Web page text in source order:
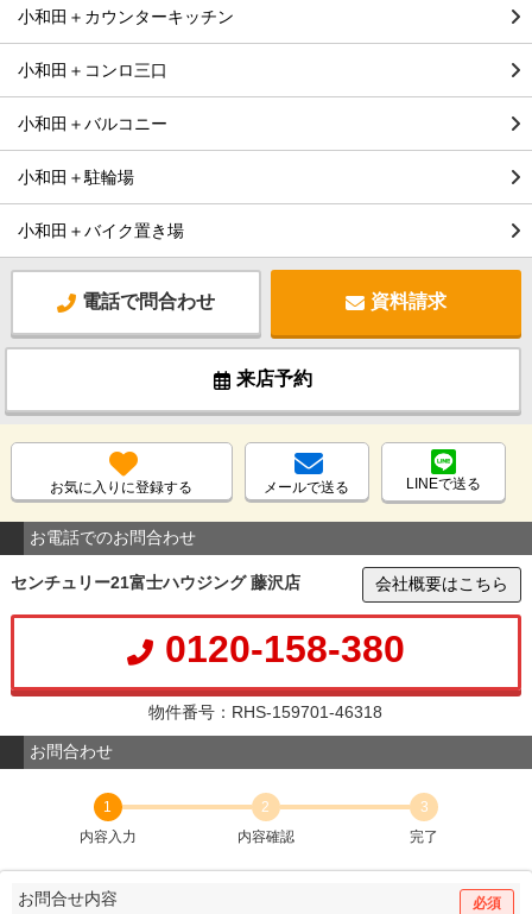
小和田＋カウンターキッチン
小和田＋コンロ三口
小和田＋バルコニー
小和田＋駐輪場
小和田＋バイク置き場
電話で問合わせ 資料請求
来店予約
お気に入りに登録する メールで送る LINEで送る
お電話でのお問合わせ
センチュリー21富士ハウジング 藤沢店 会社概要はこちら
0120-158-380
物件番号：RHS-159701-46318
お問合わせ
1
内容入力
2
内容確認
3
完了
お問合せ内容 必須